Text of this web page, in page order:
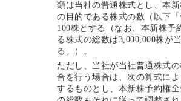
類は当社の普通株式とし、本
の目的である株式の数（以下「
100株とする（なお、本新株予
る株式の総数は3,000,000株が
る。）。
ただし、当社が当社普通株式
合を行う場合は、次の算式に
するものとし、本新株予約権